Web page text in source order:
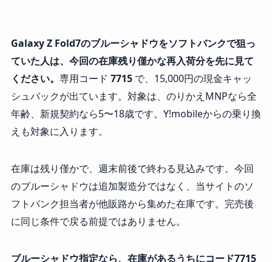
Galaxy Z Fold7のブルーシャドウをソフトバンクで狙っ
ていた人は、今回の在庫残り僅かな再入荷分を先に見て
ください。 専用コード 7715で、15,000円の現金キャッ
シュバックが出ています。対象は、のりかえMNPなら全
年齢、新規契約なら5〜18歳です。Y!mobileからの乗り換
えも対象に入ります。
在庫は残り僅かで、週末前後で終わる見込みです。今回
のブルーシャドウは追加製造分ではなく、当サイトのソ
フトバンク担当者が他販路から集めた在庫です。完売後
に同じ条件で戻る前提ではありません。
ブルーシャドウ指定なら、在庫があるうちにコード7715